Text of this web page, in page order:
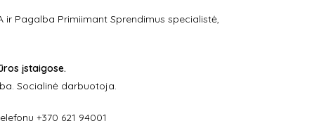
ir Pagalba Primiimant Sprendimus specialistė,
įstaigose.
Socialinė darbuotoja.
+370 621 94001